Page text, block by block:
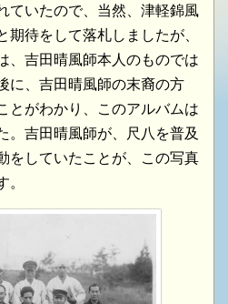
ていたので、当然、津軽錦風
待をして落札しましたが、
、吉田晴風師本人のものでは
に、吉田晴風師の末裔の方
とがわかり、このアルバムは
。吉田晴風師が、尺八を普及
をしていたことが、この写真